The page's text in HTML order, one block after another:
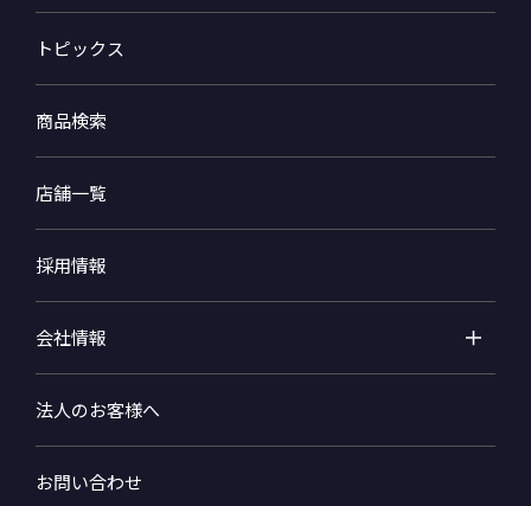
トピックス
商品検索
店舗一覧
採用情報
会社情報
法人のお客様へ
お問い合わせ